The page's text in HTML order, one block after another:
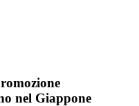
nel Giappone